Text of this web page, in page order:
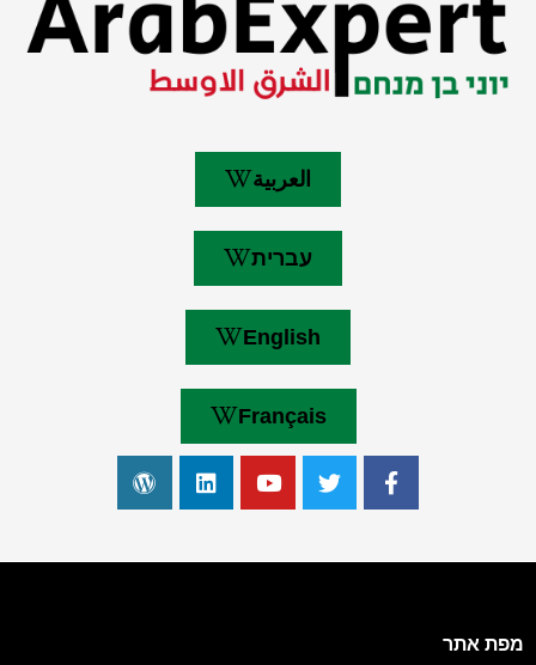
العربية
עברית
English
Français
מפת אתר